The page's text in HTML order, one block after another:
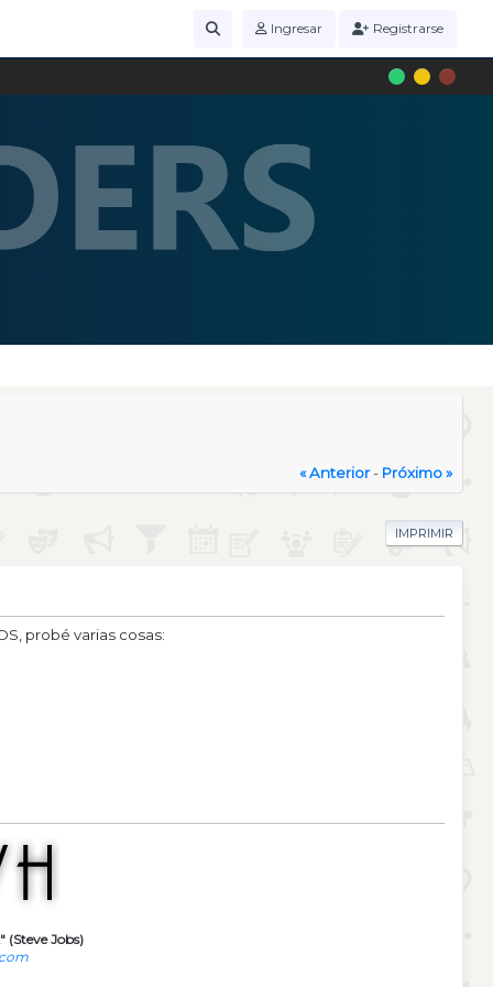
Ingresar Registrarse
« Anterior- Próximo »
IMPRIMIR
probé varias cosas:
(Steve Jobs)